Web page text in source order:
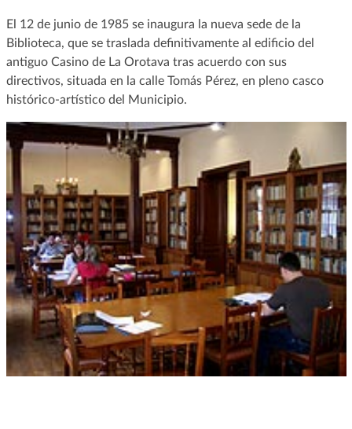
El 12 de junio de 1985 se inaugura la nueva sede de la
Biblioteca, que se traslada definitivamente al edificio del
antiguo Casino de La Orotava tras acuerdo con sus
directivos, situada en la calle Tomás Pérez, en pleno casco
histórico-artístico del Municipio.